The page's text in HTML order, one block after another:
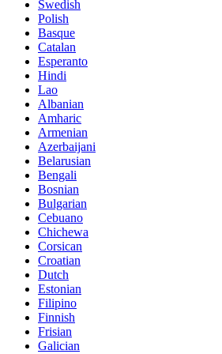
Swedish
Polish
Basque
Catalan
Esperanto
Hindi
Lao
Albanian
Amharic
Armenian
Azerbaijani
Belarusian
Bengali
Bosnian
Bulgarian
Cebuano
Chichewa
Corsican
Croatian
Dutch
Estonian
Filipino
Finnish
Frisian
Galician